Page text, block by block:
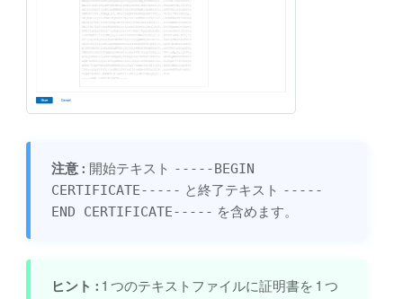
注意 : 開始テキスト -----BEGIN
CERTIFICATE----- と終了テキスト -----
END CERTIFICATE----- を含めます。
ヒント : 1 つのテキストファイルに証明書を 1 つ